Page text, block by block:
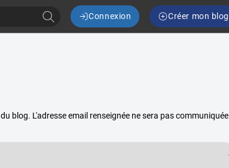
Connexion Créer mon blog
blog. L'adresse email renseignée ne sera pas communiquée